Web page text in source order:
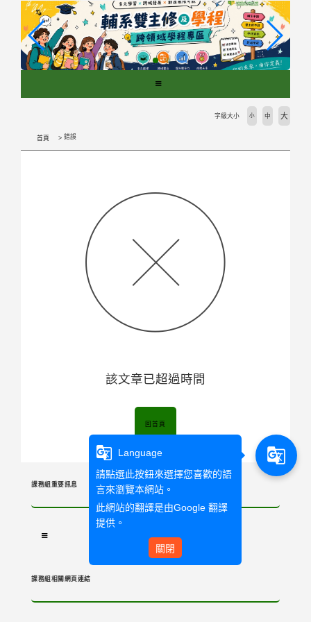
首頁 錯誤
字級大小 小 中 大
該文章已超過時間
回首頁
課務組重要訊息
課務組相關網頁連結
g_translate
Language
請點選此按鈕來選擇您喜歡的語
言來瀏覽本網站。
此網站的翻譯是由Google 翻譯
提供。
關閉
g_translate